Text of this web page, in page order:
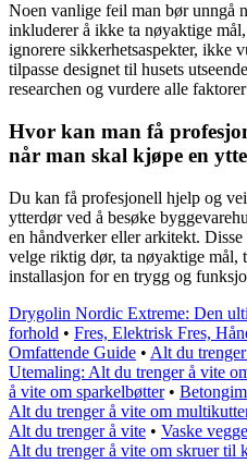
Noen vanlige feil man bør unngå
inkluderer å ikke ta nøyaktige
ignorere sikkerhetsaspekter, ikke
tilpasse designet til husets
researchen og vurdere alle
Hvor kan man få
når man skal kjøpe en
Du kan få profesjonell hjelp og
ytterdør ved å besøke
en håndverker eller arkitekt.
velge riktig dør, ta nøyaktige mål,
installasjon for en trygg og
Drygolin Nordic Extreme: Den
forhold • Fres, Elektrisk Fres,
Omfattende Guide • Alt du
Utemaling: Alt du trenger å vite
å vite om sparkelbøtter•
Alt du trenger å vite om
Alt du trenger å vite • Vaske
Alt du trenger å vite om skruer til